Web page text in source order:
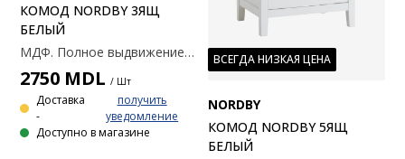
КОМОД NORDBY 3ЯЩ
БЕЛЫЙ
МДФ. Полное выдвижение ящика. 79x90x44 см.
2750 MDL / Шт
Доставка
-
получить
уведомление
Доступно в магазине
ВСЕГДА НИЗКАЯ ЦЕНА
NORDBY
КОМОД NORDBY 5ЯЩ
БЕЛЫЙ